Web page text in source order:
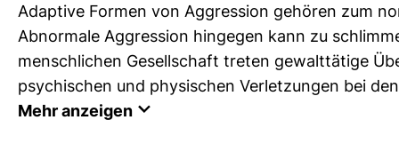
Adaptive Formen von Aggression gehören zum
Abnormale Aggression hingegen kann zu
menschlichen Gesellschaft treten gewalttätige
psychischen und physischen Verletzungen bei
Mehr anzeigen